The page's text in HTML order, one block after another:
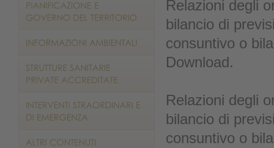
Relazioni degli
bilancio di
consuntivo o
Download.
Relazioni degli
bilancio di
consuntivo o